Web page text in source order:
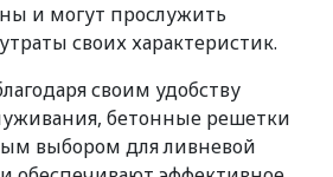
и могут прослужить
своих характеристик.
своим удобству
бетонные решетки
выбором для ливневой